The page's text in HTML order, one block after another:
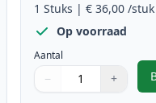
1 Stuks | € 36,00 /stuk
Op voorraad
Aantal
Gebruik de knoppen
− +
1